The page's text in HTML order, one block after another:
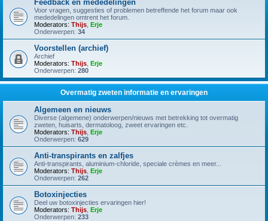
Feedback en mededelingen
Voor vragen, suggesties of problemen betreffende het forum maar ook
mededelingen omtrent het forum.
Moderators: Thijs Erje
Onderwerpen: 34
Voorstellen (archief)
Archief
Moderators: Thijs Erje
Onderwerpen: 280
Overmatig zweten informatie en ervaringen
Algemeen en nieuws
Diverse (algemene) onderwerpen/nieuws met betrekking tot overmatig
zweten, huisarts, dermatoloog, zweet ervaringen etc.
Moderators: Thijs Erje
Onderwerpen: 629
Anti-transpirants en zalfjes
Anti-transpirants, aluminium-chloride, speciale crèmes en meer...
Moderators: Thijs Erje
Onderwerpen: 262
Botoxinjecties
Deel uw botoxinjecties ervaringen hier!
Moderators: Thijs Erje
Onderwerpen: 233